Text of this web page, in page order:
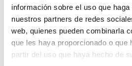
información sobre el uso que
nuestros partners de redes
web, quienes pueden combinarla
que les haya proporcionado o que
partir del uso que haya hecho de
FUNCIONES DISTINTIVAS
DATOS DE IDENTIFICACIÓN